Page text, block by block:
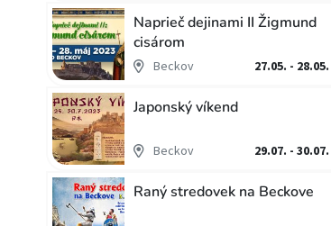
Naprieč dejinami II Žigmund
cisárom
Beckov 27.05. - 28.05.
Japonský víkend
Beckov 29.07. - 30.07.
Raný stredovek na Beckove